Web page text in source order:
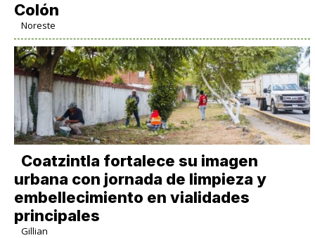
Colón
Noreste
Coatzintla fortalece su imagen
urbana con jornada de limpieza y
embellecimiento en vialidades
principales
Gillian